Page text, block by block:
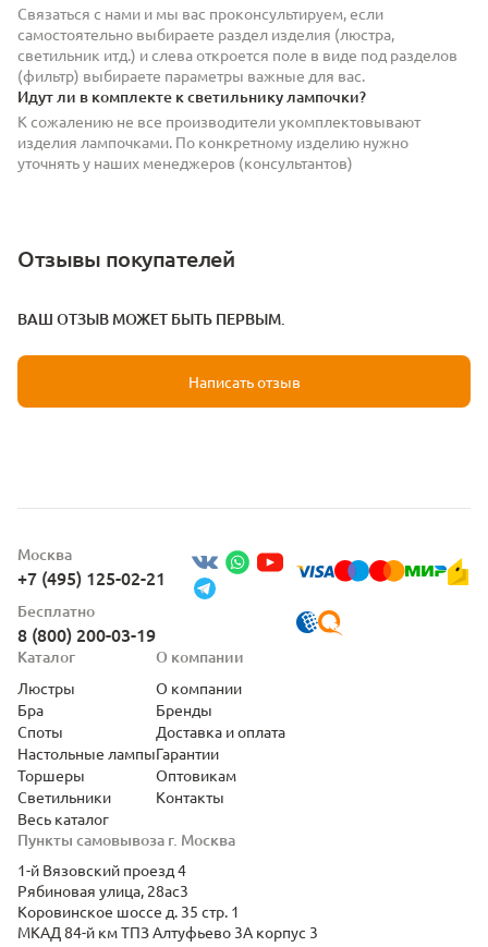
Связаться с нами и мы вас проконсультируем, если
самостоятельно выбираете раздел изделия (люстра,
светильник итд.) и слева откроется поле в виде под разделов
(фильтр) выбираете параметры важные для вас.
Идут ли в комплекте к светильнику лампочки?
К сожалению не все производители укомплектовывают
изделия лампочками. По конкретному изделию нужно
уточнять у наших менеджеров (консультантов)
Отзывы покупателей
ВАШ ОТЗЫВ МОЖЕТ БЫТЬ ПЕРВЫМ.
Написать отзыв
Москва
+7 (495) 125-02-21
Бесплатно
8 (800) 200-03-19
Пункты самовывоза г. Москва
1-й Вязовский проезд 4
Рябиновая улица, 28ас3
Коровинское шоссе д. 35 стр. 1
МКАД 84-й км ТПЗ Алтуфьево 3А корпус 3
Каталог
Люстры
Бра
Споты
Настольные лампы
Торшеры
Светильники
Весь каталог
О компании
О компании
Бренды
Доставка и оплата
Гарантии
Оптовикам
Контакты